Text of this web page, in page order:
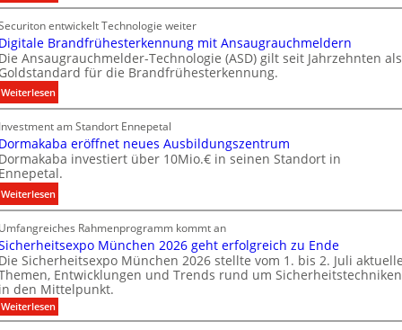
s
E
n
e
r
g
y
w
i
r
d
z
u
r
e
i
g
e
n
N
e
u
e
r
I
n
v
e
s
t
i
t
i
o
n
s
p
a
entwickelt Technologie weiter
Brandfrühesterkennung mit Ansaugrauchmeldern
Ansaugrauchmelder-Technologie (ASD) gilt seit Jahrzehnten als
für die Brandfrühesterkennung.
Weiterlesen:
D
i
g
i
t
a
l
e
B
r
a
n
d
am Standort Ennepetal
eröffnet neues Ausbildungszentrum
investiert über 10Mio.€ in seinen Standort in
Weiterlesen:
D
o
r
m
a
k
a
Rahmenprogramm kommt an
München 2026 geht erfolgreich zu Ende
Sicherheitsexpo München 2026 stellte vom 1. bis 2. Juli
Entwicklungen und Trends rund um Sicherheitstechniken
den Mittelpunkt.
Weiterlesen:
S